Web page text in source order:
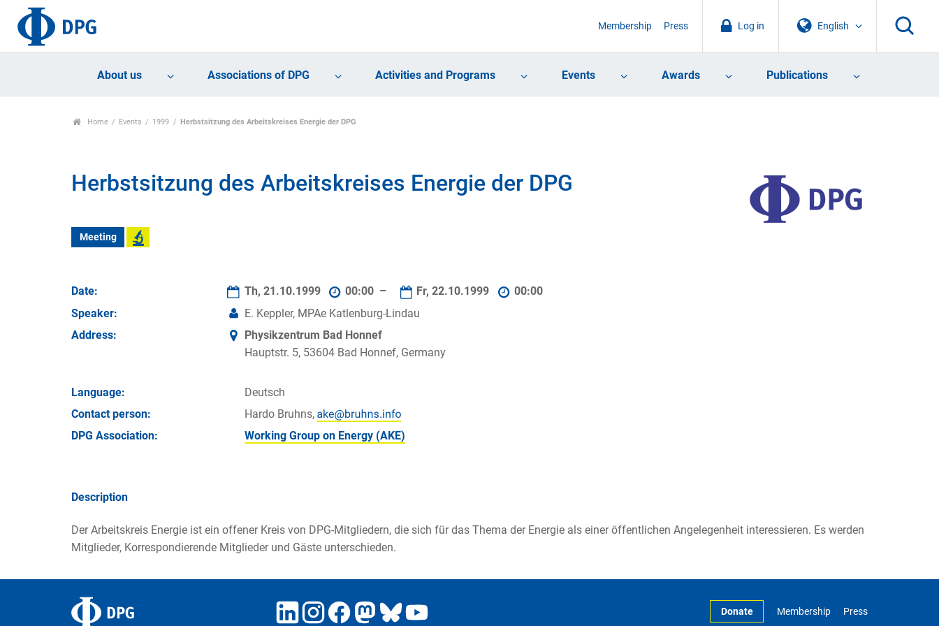
English
Log in
Membership Press
About us Associations of DPG Activities and Programs Events Awards Publications
Home Events 1999 Herbstsitzung des Arbeitskreises Energie der DPG
Herbstsitzung des Arbeitskreises Energie der DPG
Meeting
Date: Th, 21.10.1999 00:00 – Fr, 22.10.1999
00:00
Speaker:
E. Keppler, MPAe Katlenburg-Lindau
Address:
Physikzentrum Bad Honnef
Hauptstr. 5, 53604 Bad Honnef, Germany
Language:
Deutsch
Contact person:
Hardo Bruhns,
DPG Association:
Working Group on Energy (AKE)
Description
Der Arbeitskreis Energie ist ein offener Kreis von DPG-Mitgliedern, die sich für das Thema der Energie als einer öffentlichen Angelegenheit interessieren. Es werden
Mitglieder, Korrespondierende Mitglieder und Gäste unterschieden.
Donate Membership Press